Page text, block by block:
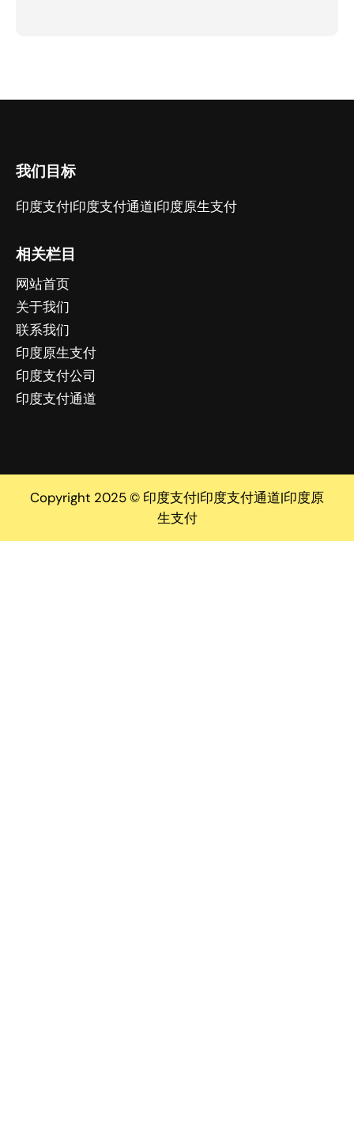
我们目标
印度支付|印度支付通道|印度原生支付
相关栏目
网站首页
关于我们
联系我们
印度原生支付
印度支付公司
印度支付通道
Copyright 2025 © 印度支付|印度支付通道|印度原
生支付